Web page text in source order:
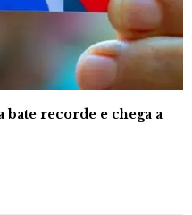
recorde e chega a